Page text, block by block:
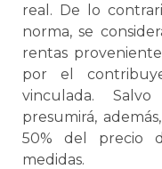
real. De lo
norma, se
rentas
por el
vinculada.
presumirá,
50% del precio
medidas.